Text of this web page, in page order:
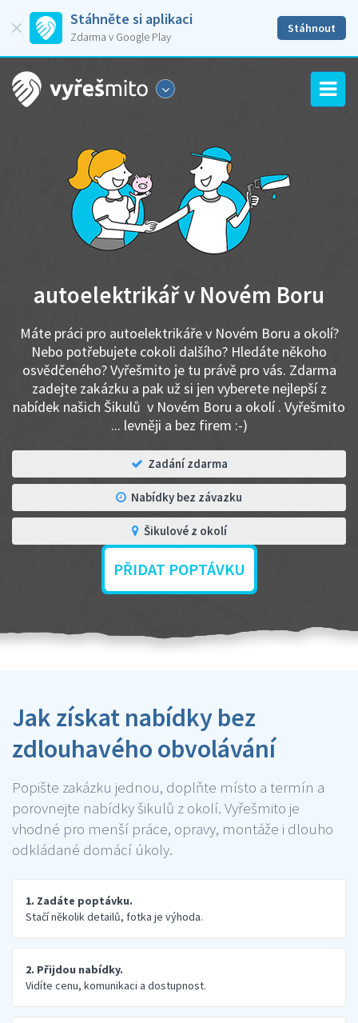
Stáhněte si aplikaci
Zdarma v Google Play
Stáhnout
autoelektrikář v Novém Boru
Máte práci pro autoelektrikáře v Novém Boru a okolí?
Nebo potřebujete cokoli dalšího? Hledáte někoho
osvědčeného? Vyřešmito je tu právě pro vás. Zdarma
zadejte zakázku a pak už si jen vyberete nejlepší z
nabídek našich Šikulů v Novém Boru a okolí . Vyřešmito
... levněji a bez firem :-)
Zadání zdarma
Nabídky bez závazku
Šikulové z okolí
PŘIDAT POPTÁVKU
Jak získat nabídky bez
zdlouhavého obvolávání
Popište zakázku jednou, doplňte místo a termín a
porovnejte nabídky šikulů z okolí. Vyřešmito je
vhodné pro menší práce, opravy, montáže i dlouho
odkládané domácí úkoly.
1. Zadáte poptávku.
Stačí několik detailů, fotka je výhoda.
2. Přijdou nabídky.
Vidíte cenu, komunikaci a dostupnost.